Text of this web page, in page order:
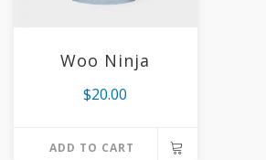
Woo Ninja
$20.00
ADD TO CART